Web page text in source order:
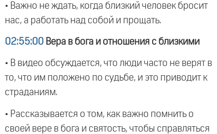
• Важно не ждать, когда близкий человек бросит
нас, а работать над собой и прощать.
02:55:00 Вера в бога и отношения с близкими
• В видео обсуждается, что люди часто не верят в
то, что им положено по судьбе, и это приводит к
страданиям.
• Рассказывается о том, как важно помнить о
своей вере в бога и святость, чтобы справляться